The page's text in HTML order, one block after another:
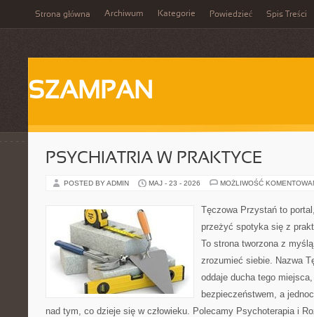
Strona główna Archiwum Kategorie Powiedzieć Spis Treści
SZAMPAN
PSYCHIATRIA W PRAKTYCE
POSTED BY ADMIN MAJ - 23 - 2026 MOŻLIWOŚĆ
Tęczowa Przystań to
przeżyć spotyka się z
To strona tworzona z
zrozumieć siebie. Nazwa
oddaje ducha tego
bezpieczeństwem, a
nad tym, co dzieje się w człowieku. Polecamy Psychoterapia i